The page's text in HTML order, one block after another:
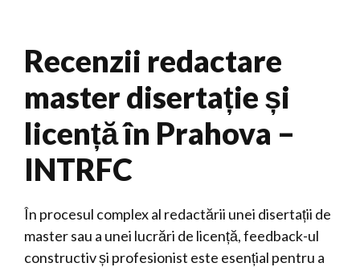
Recenzii redactare
master disertație și
licență în Prahova –
INTRFC
În procesul complex al redactării unei disertații de
master sau a unei lucrări de licență, feedback-ul
constructiv și profesionist este esențial pentru a